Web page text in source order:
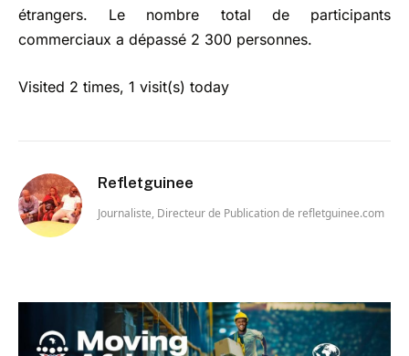
étrangers. Le nombre total de participants
commerciaux a dépassé 2 300 personnes.
Visited 2 times, 1 visit(s) today
Refletguinee
Journaliste, Directeur de Publication de refletguinee.com